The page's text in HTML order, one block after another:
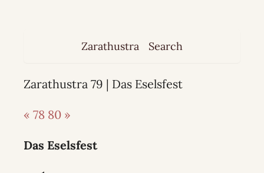
Zarathustra Search
Zarathustra 79 | Das Eselsfest
« 78 80 »
Das Eselsfest